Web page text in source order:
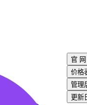
官 网
价格
管理
更新